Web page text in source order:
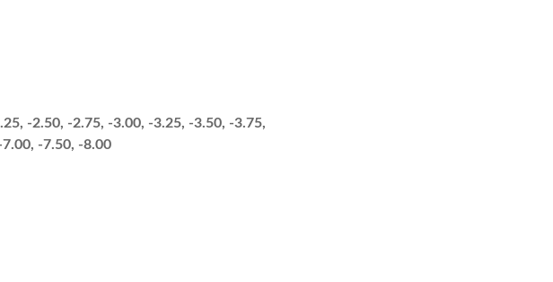
-2.50, -2.75, -3.00, -3.25, -3.50, -3.75,
-7.50, -8.00